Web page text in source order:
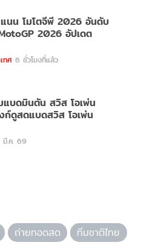
แนน โมโตจีพี 2026 อันดับ
2026 อัปเดต
ทศ 6 ชั่วโมงที่แล้ว
แบดมินตัน สวิส โอเพ่น
ดูสดแบดสวิส โอเพ่น
มี.ค. 69
ถ่ายทอดสด
ทีมชาติไทย